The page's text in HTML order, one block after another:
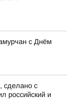
с Днём
сделано с
российский и